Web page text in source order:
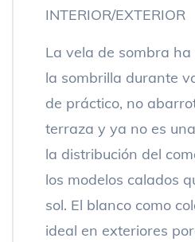
INTERIOR/EXTERIOR
La vela de sombra
la sombrilla durante
de práctico, no
terraza y ya no es
la distribución del
los modelos calados
sol. El blanco como
ideal en exteriores